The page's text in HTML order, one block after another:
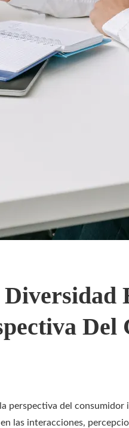
Del
perspectiva del consumidor
las interacciones,